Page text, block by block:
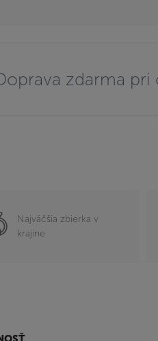
zdarma pri
Najväčšia zbierka v
krajine